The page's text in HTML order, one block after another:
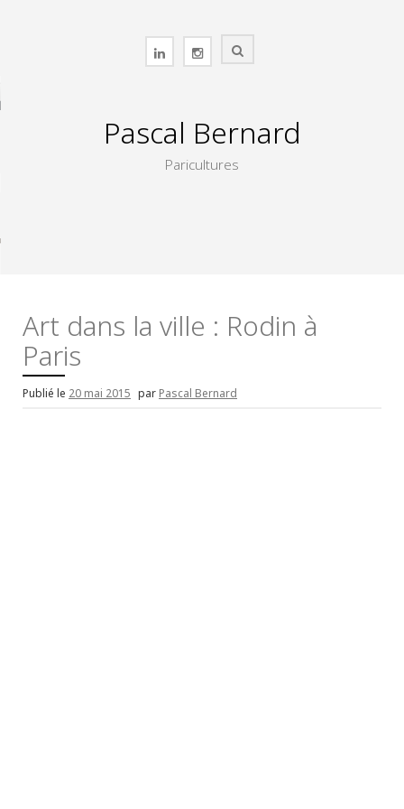
Pascal Bernard
Paricultures
Art dans la ville : Rodin à
Paris
Publié le 20 mai 2015 par Pascal Bernard